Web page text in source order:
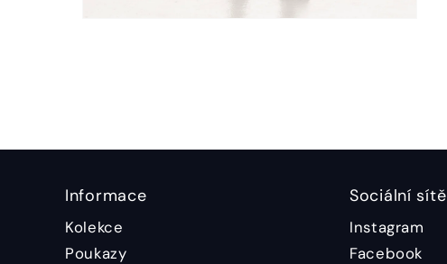
Informace
Kolekce
Poukazy
Sociální sítě
Instagram
Facebook